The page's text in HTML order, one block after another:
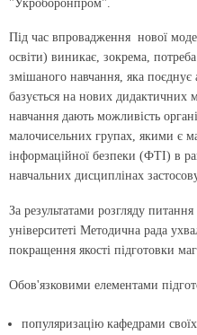
"Укроборонпром".
Під час впровадження нової
освіти) виникає, зокрема,
змішаного навчання, яка
базується на нових дидактичних
навчання дають можливість
малочисельних групах, якими є
інформаційної безпеки (ФТІ) в
навчальних дисциплінах
За результатами розгляду
університеті Методична рада
покращення якості підготовки
Обов'язковими елементами
популяризацію кафедрами